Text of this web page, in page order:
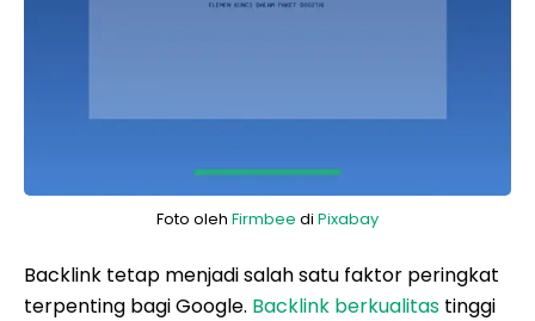
Foto oleh Firmbee di Pixabay
Backlink tetap menjadi salah satu faktor peringkat
terpenting bagi Google. Backlink berkualitas tinggi